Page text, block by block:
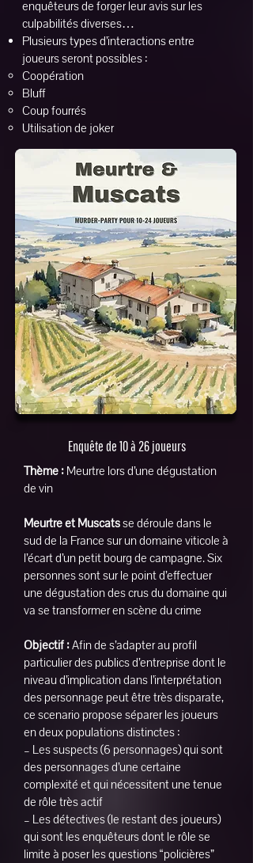
enquêteurs de forger leur avis sur les
culpabilités diverses…
Plusieurs types d’interactions entre
joueurs seront possibles :
Coopération
Bluff
Coup fourrés
Utilisation de joker
Enquête de 10 à 26 joueurs
Thème : Meurtre lors d’une dégustation
de vin
Meurtre et Muscatsse déroule dans le
sud de la France sur un domaine viticole à
l’écart d’un petit bourg de campagne. Six
personnes sont sur le point d’effectuer
une dégustation des crus du domaine qui
va se transformer en scène du crime
Objectif :Afin de s’adapter au profil
particulier des publics d’entreprise dont le
niveau d’implication dans l’interprétation
des personnage peut être très disparate,
ce scenario propose séparer les joueurs
en deux populations distinctes :
– Les suspects (6 personnages) qui sont
des personnages d’une certaine
complexité et qui nécessitent une tenue
de rôle très actif
– Les détectives (le restant des joueurs)
qui sont les enquêteurs dont le rôle se
limite à poser les questions “policières”